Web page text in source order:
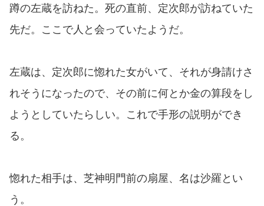
蹲の左蔵を訪ねた。死の直前、定次郎が訪ねていた
先だ。ここで人と会っていたようだ。
左蔵は、定次郎に惚れた女がいて、それが身請けさ
れそうになったので、その前に何とか金の算段をし
ようとしていたらしい。これで手形の説明ができ
る。
惚れた相手は、芝神明門前の扇屋、名は沙羅とい
う。